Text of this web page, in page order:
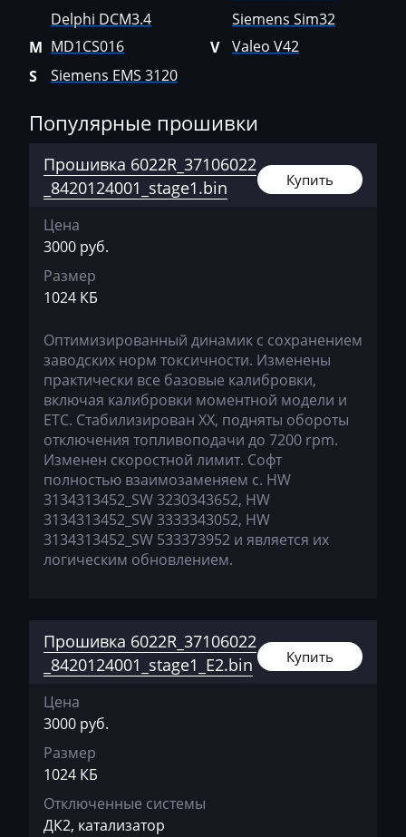
Bajaj
Basak
Bauer
BAW
Belgee
Bell
Bentley
BMW
BobCat
Brilliance
Buhler
BYD
Cadillac
Camc
Case
Caterpillar
Challenger
Changan
Changhe
Chevrolet
Chrysler
Delphi DCM3.4
M MD1CS016
S
Siemens EMS 3120
Siemens Sim32
V
Valeo V42
Популярные прошивки
Прошивка 6022R_37106022
_8420124001_stage1.bin
Купить
Цена
3000 руб.
Размер
1024 КБ
Оптимизированный динамик с сохранением
заводских норм токсичности. Изменены
практически все базовые калибровки,
включая калибровки моментной модели и
ЕТС. Стабилизирован ХХ, подняты обороты
отключения топливоподачи до 7200 rpm.
Изменен скоростной лимит. Софт
полностью взаимозаменяем с. HW
3134313452_SW 3230343652, HW
3134313452_SW 3333343052, HW
3134313452_SW 533373952 и является их
логическим обновлением.
Прошивка 6022R_37106022
_8420124001_stage1_E2.bin
Купить
Цена
3000 руб.
Размер
1024 КБ
Отключенные системы
ДК2, катализатор